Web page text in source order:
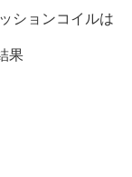
ションコイルは
果